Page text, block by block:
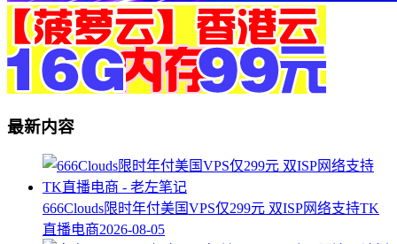
最新内容
666Clouds限时年付美国VPS仅299元 双ISP网络支持TK
直播电商2026-08-05